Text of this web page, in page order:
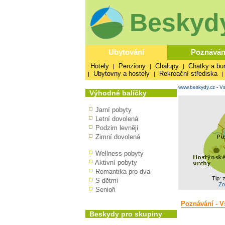
Ubytování
Hotely | Penziony | Chalupy | Chatky a
| Ubytovny a hostely | Rekreační střediska |
Výhodné balíčky
Jarní pobyty
Letní dovolená
Podzim levněji
Zimní dovolená
Wellness pobyty
Aktivní pobyty
Romantika pro dva
S dětmi
Senioři
Beskydy pro skupiny
www.beskydy.cz-
Tip:
Poznávání -